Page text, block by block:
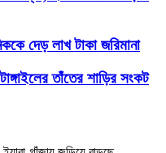
দেড় লাখ টাকা জরিমানা
তাঁতের শাড়ির সংকট